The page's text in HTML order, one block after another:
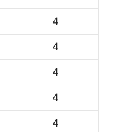
4
4
4
4
4